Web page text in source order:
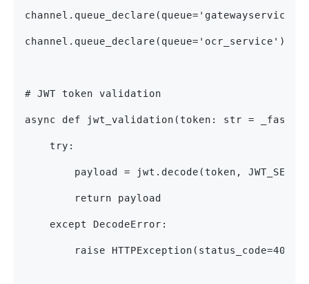
channel.queue_declare(queue='gatewayservice')
channel.queue_declare(queue='ocr_service')
# JWT token validation
async def jwt_validation(token: str =
    try:
payload = jwt.decode(token,
        return payload
    except DecodeError:
raise HTTPException(status_code=401,